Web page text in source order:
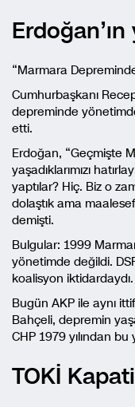
“Marmara
Cumhurbaşkanı
depreminde
etti.
Erdoğan, “Geçmişte
yaşadıklarımızı
yaptılar? Hiç. Biz o
dolaştık ama
demişti.
Bulgular: 1999
yönetimde değildi.
koalisyon iktidardaydı.
Bugün AKP ile aynı
Bahçeli, depremin
CHP 1979 yılından
TOKİ